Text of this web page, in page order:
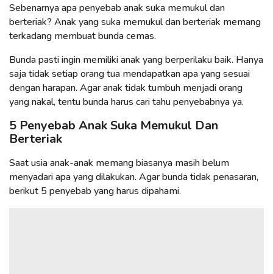
Sebenarnya apa penyebab anak suka memukul dan
berteriak? Anak yang suka memukul dan berteriak memang
terkadang membuat bunda cemas.
Bunda pasti ingin memiliki anak yang berperilaku baik. Hanya
saja tidak setiap orang tua mendapatkan apa yang sesuai
dengan harapan. Agar anak tidak tumbuh menjadi orang
yang nakal, tentu bunda harus cari tahu penyebabnya ya.
5 Penyebab Anak Suka Memukul Dan
Berteriak
Saat usia anak-anak memang biasanya masih belum
menyadari apa yang dilakukan. Agar bunda tidak penasaran,
berikut 5 penyebab yang harus dipahami.